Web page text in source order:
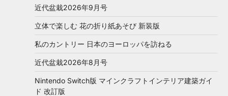
近代盆栽2026年9月号
立体で楽しむ 花の折り紙あそび 新装版
私のカントリー 日本のヨーロッパを訪ねる
近代盆栽2026年8月号
Nintendo Switch版 マインクラフトインテリア建築ガイ
ド 改訂版